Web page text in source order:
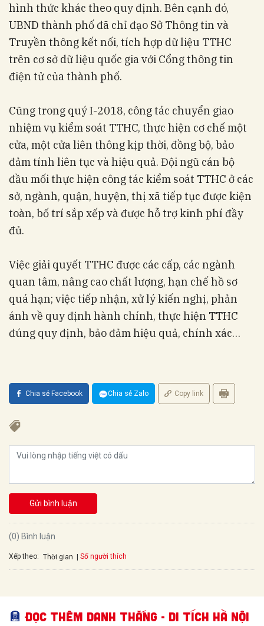
hình thức khác theo quy định. Bên cạnh đó,
UBND thành phố đã chỉ đạo Sở Thông tin và
Truyền thông kết nối, tích hợp dữ liệu TTHC
trên cơ sở dữ liệu quốc gia với Cổng thông tin
điện tử của thành phố.
Cũng trong quý I-2018, công tác chuyển giao
nhiệm vụ kiểm soát TTHC, thực hiện cơ chế một
cửa, một cửa liên thông kịp thời, đồng bộ, bảo
đảm tính liên tục và hiệu quả. Đội ngũ cán bộ
đầu mối thực hiện công tác kiểm soát TTHC ở các
sở, ngành, quận, huyện, thị xã tiếp tục được kiện
toàn, bố trí sắp xếp và được hỗ trợ kinh phí đầy
đủ.
Việc giải quyết TTHC được các cấp, các ngành
quan tâm, nâng cao chất lượng, hạn chế hồ sơ
quá hạn; việc tiếp nhận, xử lý kiến nghị, phản
ánh về quy định hành chính, thực hiện TTHC
đúng quy định, bảo đảm hiệu quả, chính xác…
Chia sẻ Facebook Chia sẻ Zalo Copy link
Gửi bình luận
(0) Bình luận
Xếp theo: Thời gian Số người thích
Đọc thêm Danh thắng - Di tích Hà Nội